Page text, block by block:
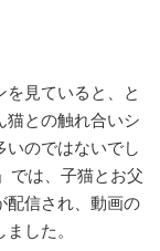
見ていると、と
猫との触れ合いシ
いのではないでし
では、子猫とお父
配信され、動画の
した。